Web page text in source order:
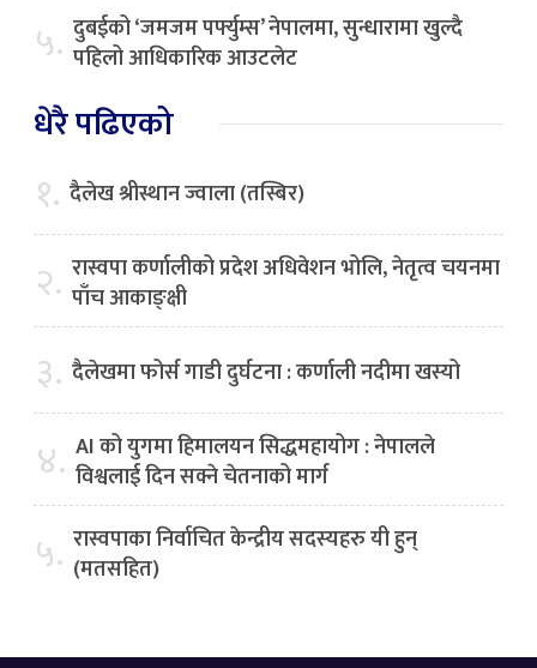
५. दुबईको ‘जमजम पर्फ्युम्स’ नेपालमा, सुन्धारामा खुल्दै
पहिलो आधिकारिक आउटलेट
धेरै पढिएको
१. दैलेख श्रीस्थान ज्वाला (तस्बिर)
२. रास्वपा कर्णालीको प्रदेश अधिवेशन भोलि, नेतृत्व चयनमा
पाँच आकाङ्क्षी
३. दैलेखमा फोर्स गाडी दुर्घटना : कर्णाली नदीमा खस्यो
४. AI को युगमा हिमालयन सिद्धमहायोग : नेपालले
विश्वलाई दिन सक्ने चेतनाको मार्ग
५. रास्वपाका निर्वाचित केन्द्रीय सदस्यहरु यी हुन्
(मतसहित)